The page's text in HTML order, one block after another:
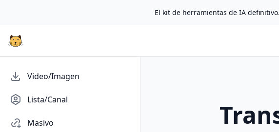
El kit de herramientas de IA
Video/Imagen
Lista/Canal
Masivo